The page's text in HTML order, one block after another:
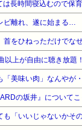
ビ離れ、遂に始まる…
首をひねっただけでな
以上が自由に聴き放題！
「美味い肉」なんやが
の坂井』について